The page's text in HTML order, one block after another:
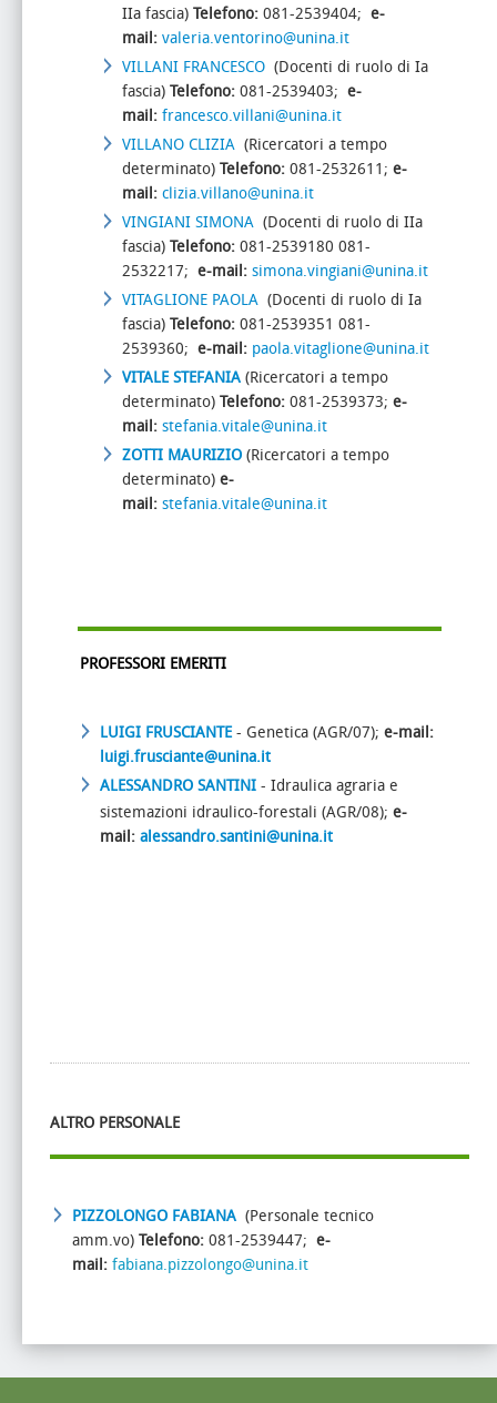
IIa fascia) Telefono: 081-2539404; e-
mail: valeria.ventorino@unina.it
VILLANI FRANCESCO (Docenti di ruolo di Ia
fascia) Telefono: 081-2539403; e-
mail: francesco.villani@unina.it
VILLANO CLIZIA (Ricercatori a tempo
determinato) Telefono: 081-2532611; e-
mail: clizia.villano@unina.it
VINGIANI SIMONA (Docenti di ruolo di IIa
fascia) Telefono: 081-2539180 081-
2532217; e-mail: simona.vingiani@unina.it
VITAGLIONE PAOLA (Docenti di ruolo di Ia
fascia) Telefono: 081-2539351 081-
2539360; e-mail: paola.vitaglione@unina.it
VITALE STEFANIA (Ricercatori a tempo
determinato) Telefono: 081-2539373; e-
mail: stefania.vitale@unina.it
ZOTTI MAURIZIO (Ricercatori a tempo
determinato) e-
mail: stefania.vitale@unina.it
PROFESSORI EMERITI
LUIGI FRUSCIANTE- Genetica (AGR/07); e-mail:
luigi.frusciante@unina.it
ALESSANDRO SANTINI - Idraulica agraria e
sistemazioni idraulico-forestali (AGR/08); e-
mail: alessandro.santini@unina.it
ALTRO PERSONALE
PIZZOLONGO FABIANA (Personale tecnico
amm.vo) Telefono: 081-2539447; e-
mail: fabiana.pizzolongo@unina.it